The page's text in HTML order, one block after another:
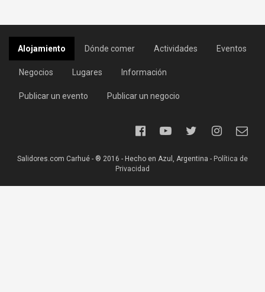
Alojamiento Dónde comer Actividades Eventos
Negocios Lugares Información
Publicar un evento Publicar un negocio
Salidores.com Carhué - ® 2016 - Hecho en Azul, Argentina - Política de
Privacidad